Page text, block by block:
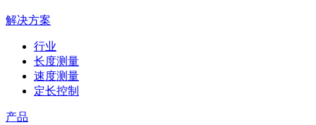
解决方案
行业
长度测量
速度测量
定长控制
产品